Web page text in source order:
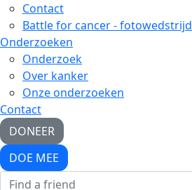
Contact
Battle for cancer - fotowedstrijd
Onderzoeken
Onderzoek
Over kanker
Onze onderzoeken
Contact
DONEER
DOE MEE